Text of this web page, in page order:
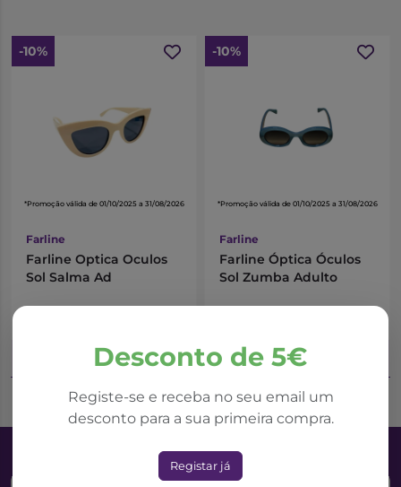
Desconto de 5€
Registe-se e receba no seu email um
desconto para a sua primeira compra.
Registar já
-10%
*Promoção válida de 01/10/2025 a 31/08/2026
Farline
Farline Optica Oculos
Sol Salma Ad
Adicionar ao Carrinho
-10%
*Promoção válida de 01/10/2025 a 31/08/2026
Farline
Farline Óptica Óculos
Sol Zumba Adulto
Adicionar ao Carrinho